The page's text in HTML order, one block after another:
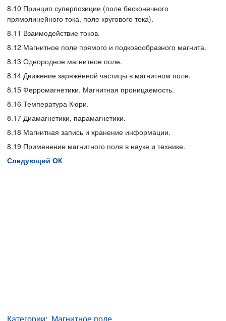
8.10 Принцип суперпозиции (поле бесконечного
прямолинейного тока, поле кругового тока).
8.11 Взаимодействие токов.
8.12 Магнитное поле прямого и подковообразного магнита.
8.13 Однородное магнитное поле.
8.14 Движение заряжённой частицы в магнитном поле.
8.15 Ферромагнетики. Магнитная проницаемость.
8.16 Температура Кюри.
8.17 Диамагнетики, парамагнетики.
8.18 Магнитная запись и хранение информации.
8.19 Применение магнитного поля в науке и технике.
Следующий ОК